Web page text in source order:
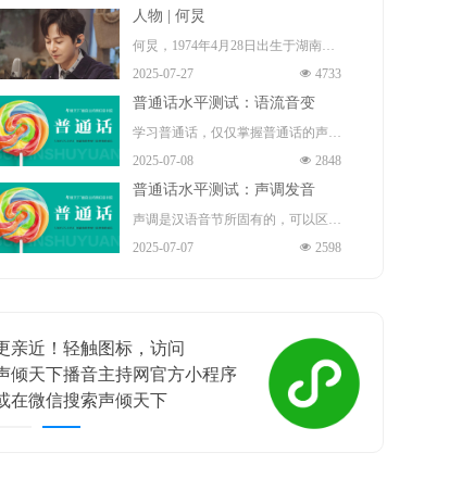
久更新！
播电视学专业。中国内地节目主持
人、新闻播音员、央视新闻中心新闻
播音部主任 ，中共十九大、二十大
代表 。
广播学院（现中国传媒大学），硕士
研究生 ，中国著名女主持人、导
殊津贴”享受者、中宣部“四个一
批”人才、“五一”劳动奖章 、中国青
年“五四”奖章的获得者。现任保利文
化集团股份有限公司艺术总监、保利
人物 | 何炅
何炅，1974年4月28日出生于湖南省
长沙市雨花区，中国内地男主持人、
演员、歌手、导演、作家。
넶 4733
2025-07-27
普通话水平测试：语流音变
学习普通话，仅仅掌握普通话的声
母、韵母和声调是不够的。因为我们
在读书或说话时，不是鼓励地严格按
照每一个音节的声、韵、调来发音
的音素与因素、音节与音节、声调与
声调之间就不可避免地会发生相互影
响，从而使有些音节的读音产生一定
넶 2848
2025-07-08
普通话水平测试：声调发音
声调是汉语音节所固有的，可以区别
意义的声音的高低升降。声调是音节
练习和联系等，这些词语意义的不同
主要靠声调来区别。声调贯穿整个音
节的始终，主要作用在韵腹上。在汉
넶 2598
2025-07-07
亲近！轻触图标，访问
倾天下播音主持网官方小程序
在微信搜索声倾天下